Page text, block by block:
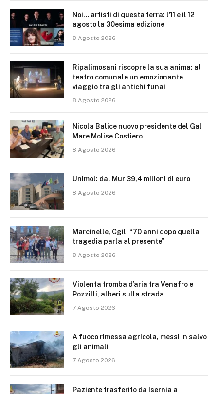
Noi… artisti di questa terra: l’11 e il 12
agosto la 30esima edizione
8 Agosto 2026
Ripalimosani riscopre la sua anima: al
teatro comunale un emozionante
viaggio tra gli antichi funai
8 Agosto 2026
Nicola Balice nuovo presidente del Gal
Mare Molise Costiero
8 Agosto 2026
Unimol: dal Mur 39,4 milioni di euro
8 Agosto 2026
Marcinelle, Cgil: “70 anni dopo quella
tragedia parla al presente”
8 Agosto 2026
Violenta tromba d’aria tra Venafro e
Pozzilli, alberi sulla strada
7 Agosto 2026
A fuoco rimessa agricola, messi in salvo
gli animali
7 Agosto 2026
Paziente trasferito da Isernia a